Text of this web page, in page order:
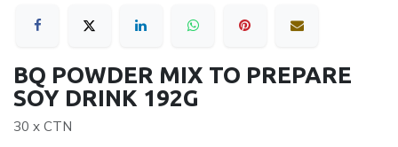
BQ POWDER MIX TO PREPARE
SOY DRINK 192G
30 x CTN